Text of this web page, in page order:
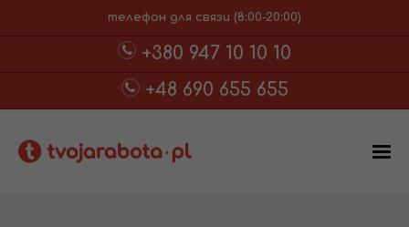
телефон для связи (8:00-20:00)
+380 947 10 10 10
+48 690 655 655